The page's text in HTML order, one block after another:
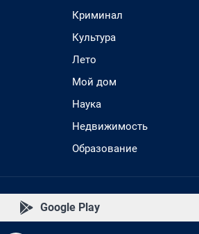
Криминал
Культура
Лето
Мой дом
Наука
Недвижимость
Образование
Google Play